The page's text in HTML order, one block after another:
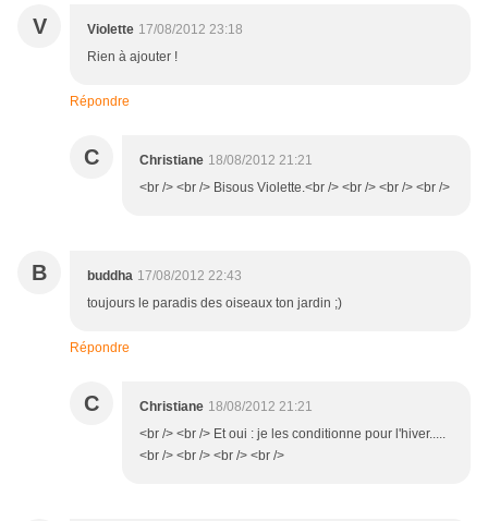
V Violette 17/08/2012 23:18
Rien à ajouter !
Répondre
C Christiane 18/08/2012 21:21
<br /> <br /> Bisous Violette.<br /> <br /> <br /> <br />
B buddha 17/08/2012 22:43
toujours le paradis des oiseaux ton jardin ;)
Répondre
C Christiane 18/08/2012 21:21
<br /> <br /> Et oui : je les conditionne pour l'hiver.....
<br /> <br /> <br /> <br />